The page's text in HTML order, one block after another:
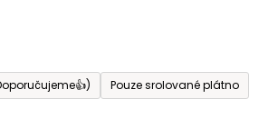
Pouze srolované plátno